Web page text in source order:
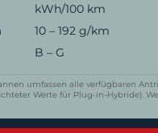
kWh/100 km
10 – 192 g/km
B – G
umfassen alle verfügbaren
Werte für Plug-in-Hybride).